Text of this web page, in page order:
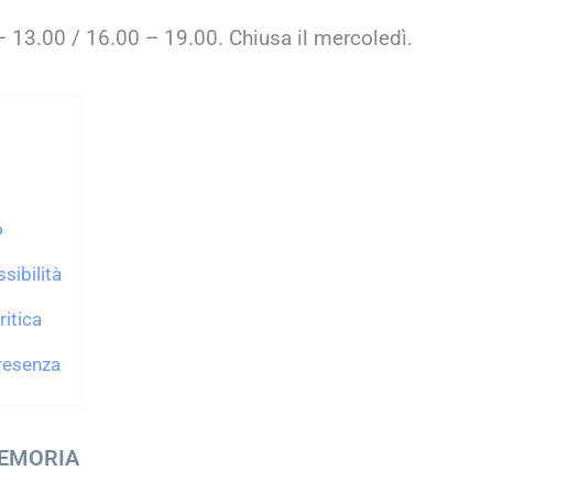
13.00 / 16.00 – 19.00. Chiusa il mercoledì.